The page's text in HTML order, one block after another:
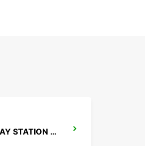
THIONVILLE RAILWAY STATION - SERVICE POINT